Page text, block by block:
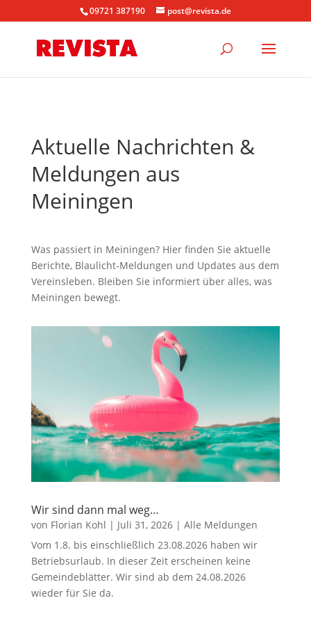
09721 387190 post@revista.de
Aktuelle Nachrichten &
Meldungen aus
Meiningen
Was passiert in Meiningen? Hier finden Sie aktuelle
Berichte, Blaulicht-Meldungen und Updates aus dem
Vereinsleben. Bleiben Sie informiert über alles, was
Meiningen bewegt.
Wir sind dann mal weg…
von Florian Kohl | Juli 31, 2026| Alle Meldungen
Vom 1.8. bis einschließlich 23.08.2026 haben wir
Betriebsurlaub. In dieser Zeit erscheinen keine
Gemeindeblätter. Wir sind ab dem 24.08.2026
wieder für Sie da.